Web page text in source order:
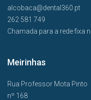
alcobaca@dental360.pt
262 581 749
Chamada para a rede fixa
Meirinhas
Rua Professor Mota Pinto
nº 168